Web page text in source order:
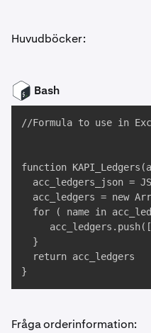
Huvudböcker:
Bash
//Formula to use in
function
acc_ledgers_json =
acc_ledgers = new
for ( name in
}
return acc_ledgers
}
Fråga orderinformation: